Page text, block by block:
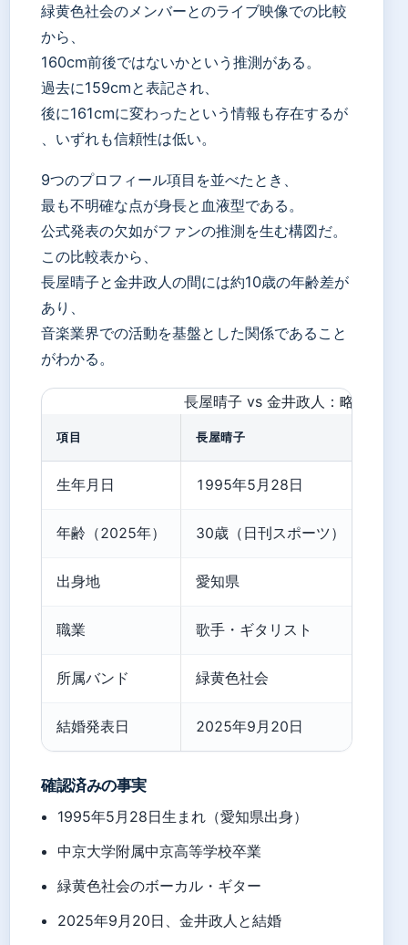
緑黄色社会のメンバーとのライブ映像での比較
から、
160cm前後ではないかという推測がある。
過去に159cmと表記され、
後に161cmに変わったという情報も存在するが
、いずれも信頼性は低い。
9つのプロフィール項目を並べたとき、
最も不明確な点が身長と血液型である。
公式発表の欠如がファンの推測を生む構図だ。
この比較表から、
長屋晴子と金井政人の間には約10歳の年齢差が
あり、
音楽業界での活動を基盤とした関係であること
がわかる。
長屋晴子 vs 金井政人：略歴比較
項目 長屋晴子
生年月日 1995年5月28日
年齢（2025年） 30歳（日刊スポーツ）
出身地 愛知県
職業 歌手・ギタリスト
所属バンド 緑黄色社会
結婚発表日 2025年9月20日
確認済みの事実
1995年5月28日生まれ（愛知県出身）
中京大学附属中京高等学校卒業
緑黄色社会のボーカル・ギター
2025年9月20日、金井政人と結婚